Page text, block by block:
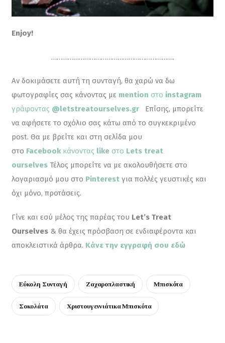
Enjoy!
………………………………………………………….
Αν δοκιμάσετε αυτή τη συνταγή, θα χαρώ να δω
φωτογραφίες σας κάνοντας με mention στο instagram
γράφοντας @letstreatourselves.gr
Επίσης, μπορείτε
να αφήσετε το σχόλιο σας κάτω από το συγκεκριμένο
post. Θα με βρείτε και στη σελίδα μου
στο Facebook κάνοντας like στο Lets treat
ourselves Τέλος μπορείτε να με ακολουθήσετε στο
λογαριασμό μου στο Pinterest για πολλές γευστικές και
όχι μόνο, προτάσεις.
Γίνε και εσύ μέλος της παρέας του Let’s Treat
Ourselves & θα έχεις πρόσβαση σε ενδιαφέροντα και
αποκλειστικά άρθρα. Κάνε την εγγραφή σου εδώ
Εύκολη Συνταγή Ζαχαροπλαστική Μπισκότα
Σοκολάτα Χριστουγεννιάτικα Μπισκότα